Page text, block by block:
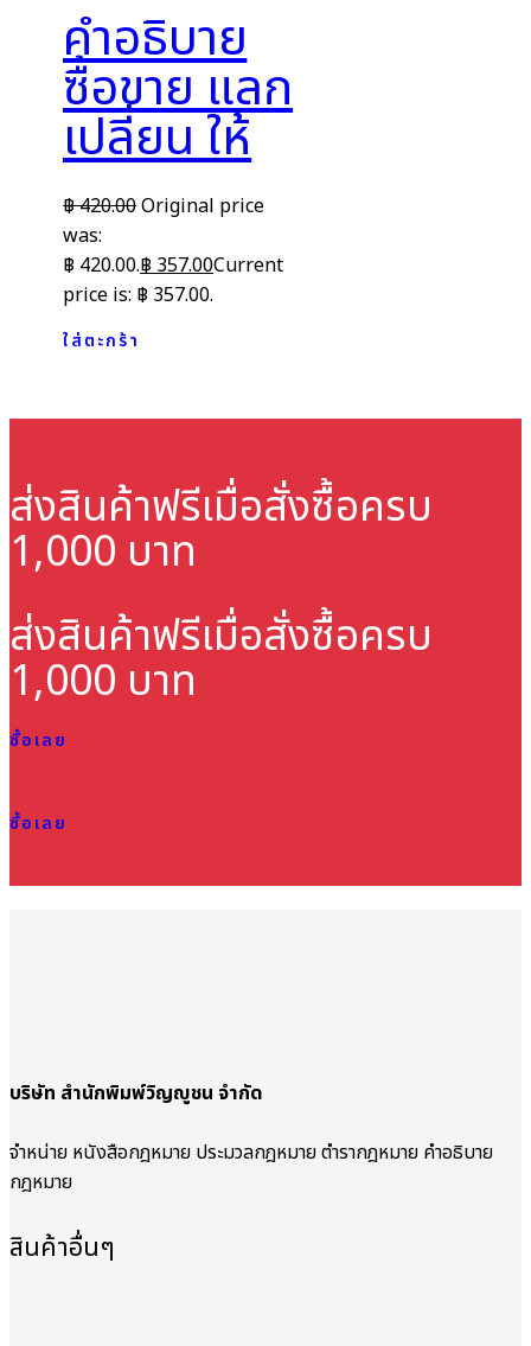
คำอธิบาย
ซื้อขาย แลก
เปลี่ยน ให้
฿420.00Original price
was:
฿ 420.00.฿357.00Current
price is: ฿ 357.00.
ใส่ตะกร้า
ส่งสินค้าฟรีเมื่อสั่งซื้อครบ
1,000 บาท
ส่งสินค้าฟรีเมื่อสั่งซื้อครบ
1,000 บาท
ซื้อเลย
ซื้อเลย
บริษัท สำนักพิมพ์วิญญูชน จำกัด
จำหน่าย หนังสือกฎหมาย ประมวลกฎหมาย ตำรากฎหมาย คำอธิบาย
กฎหมาย
สินค้าอื่นๆ